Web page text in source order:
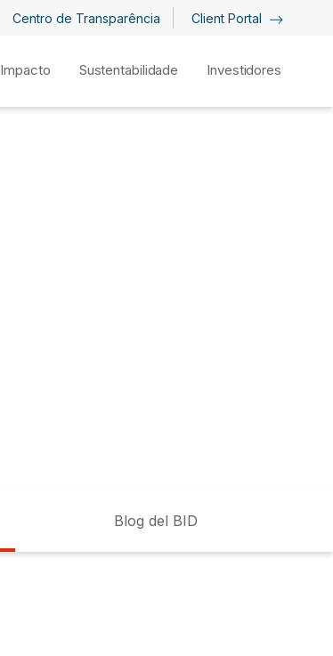
Centro de Transparência Client Portal
Impacto Sustentabilidade Investidores
Blog del BID